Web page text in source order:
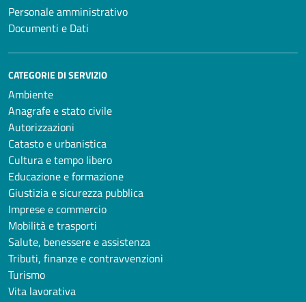
Personale amministrativo
Documenti e Dati
CATEGORIE DI SERVIZIO
Ambiente
Anagrafe e stato civile
Autorizzazioni
Catasto e urbanistica
Cultura e tempo libero
Educazione e formazione
Giustizia e sicurezza pubblica
Imprese e commercio
Mobilità e trasporti
Salute, benessere e assistenza
Tributi, finanze e contravvenzioni
Turismo
Vita lavorativa